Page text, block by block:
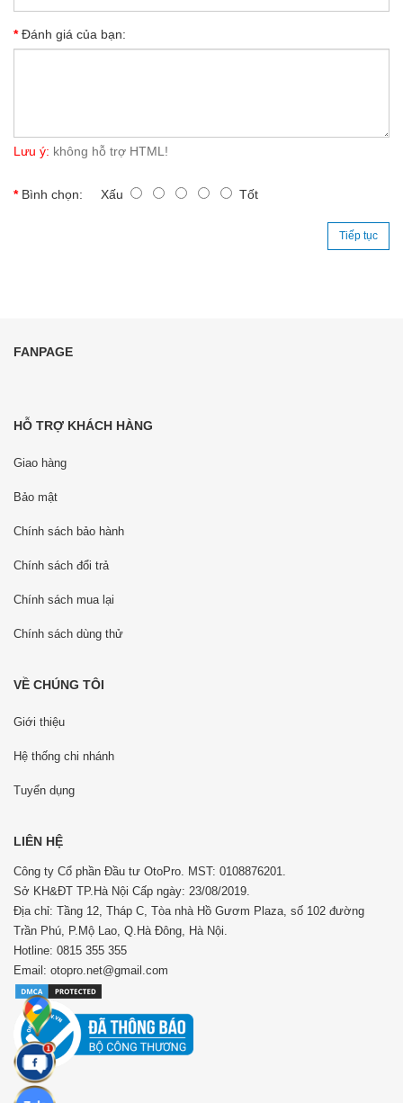
Đánh giá của bạn:
Lưu ý: không hỗ trợ HTML!
Bình chọn: Xấu Tốt
Tiếp tục
FANPAGE
HỖ TRỢ KHÁCH HÀNG
Giao hàng
Bảo mật
Chính sách bảo hành
Chính sách đổi trả
Chính sách mua lại
Chính sách dùng thử
VỀ CHÚNG TÔI
Giới thiệu
Hệ thống chi nhánh
Tuyển dụng
LIÊN HỆ
Công ty Cổ phần Đầu tư OtoPro. MST: 0108876201.
Sở KH&ĐT TP.Hà Nội Cấp ngày: 23/08/2019.
Địa chỉ: Tầng 12, Tháp C, Tòa nhà Hồ Gươm Plaza, số 102 đường
Trần Phú, P.Mộ Lao, Q.Hà Đông, Hà Nội.
Hotline: 0815 355 355
Email: otopro.net@gmail.com